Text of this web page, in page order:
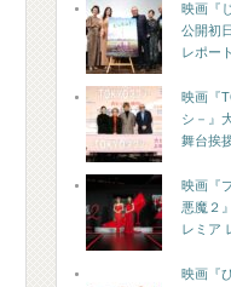
映画『
公開初
レポート
映画『
シ－』
舞台挨
映画『
悪魔２
レミア
映画『